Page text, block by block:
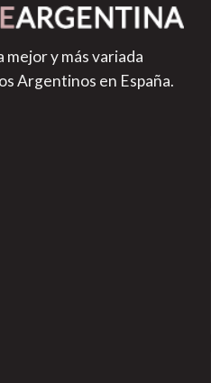
mejor y más variada
Argentinos en España.